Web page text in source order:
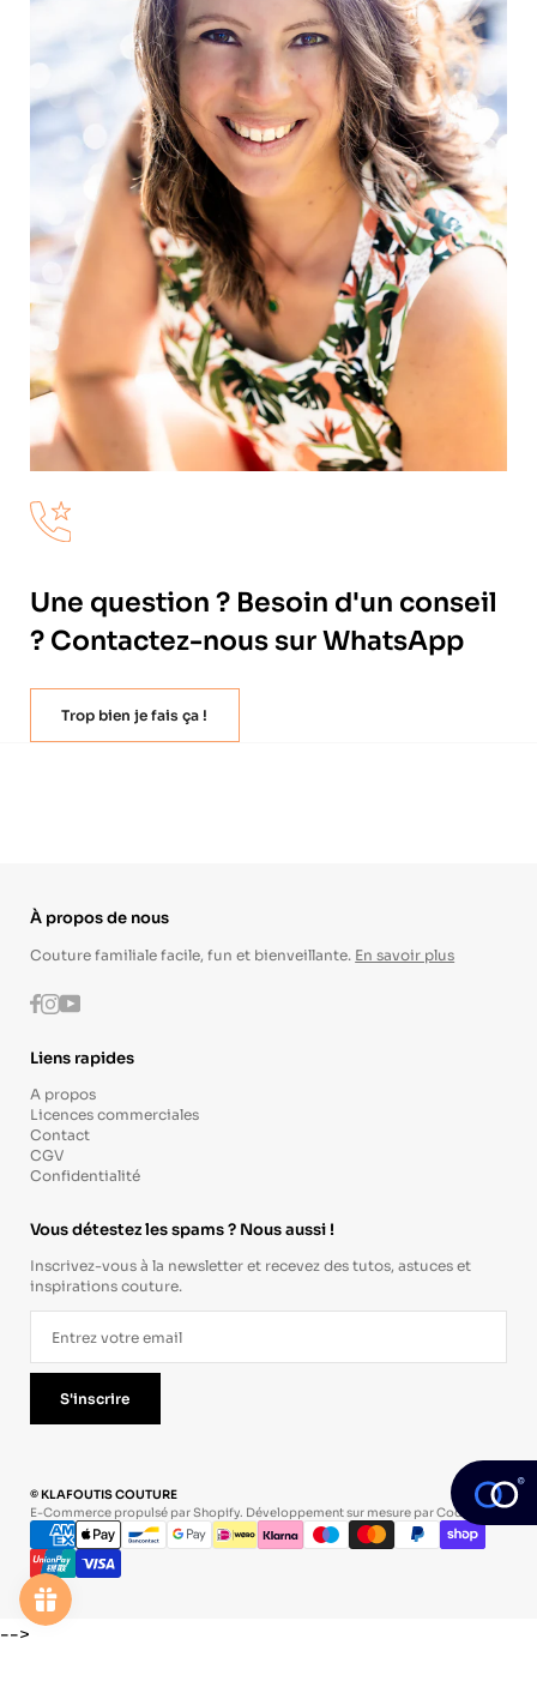
Une question ? Besoin d'un conseil
? Contactez-nous sur WhatsApp
Trop bien je fais ça !
À propos de nous
Couture familiale facile, fun et bienveillante. En savoir plus
Facebook
Instagram
Youtube
Liens rapides
A propos
Licences commerciales
Contact
CGV
Confidentialité
Vous détestez les spams ? Nous aussi !
Inscrivez-vous à la newsletter et recevez des tutos, astuces et
inspirations couture.
S'inscrire
© KLAFOUTIS COUTURE
E-Commerce propulsé par Shopify. Développement sur mesure parCodevo.
-->